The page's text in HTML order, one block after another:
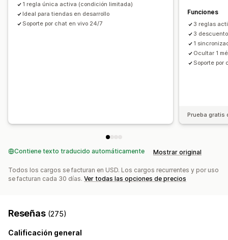
1 regla única activa (condición limitada)
Ideal para tiendas en desarrollo
Soporte por chat en vivo 24/7
Funciones
3 reglas
3
1
Ocultar 1
Soporte por
Prueba gratis
Contiene texto traducido automáticamente Mostrar original
Todos los cargos se facturan en USD. Los cargos recurrentes y por uso
se facturan cada 30 días. Ver todas las opciones de precios
Reseñas (275)
Calificación general